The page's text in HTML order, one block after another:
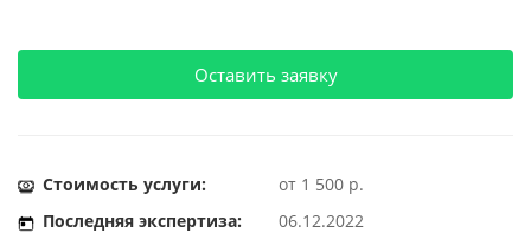
Оставить заявку
Стоимость услуги:
от 1 500 р.
Последняя экспертиза:
06.12.2022